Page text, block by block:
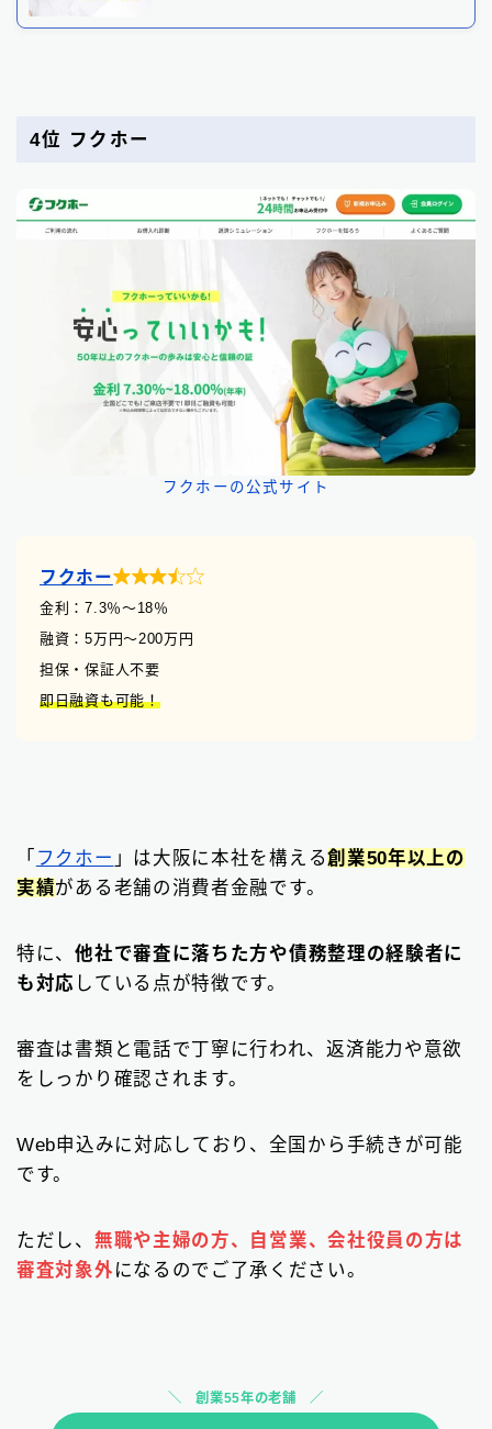
4位 フクホー
フクホーの公式サイト
フクホー
金利：7.3％〜18％
融資：5万円〜200万円
担保・保証人不要
即日融資も可能！
「 フクホー 」は大阪に本社を構える創業50年以上の
実績がある老舗の消費者金融です。
特に、他社で審査に落ちた方や債務整理の経験者に
も対応 している点が特徴です。
審査は書類と電話で丁寧に行われ、返済能力や意欲
をしっかり確認されます。
Web申込みに対応しており、全国から手続きが可能
です。
ただし、 無職や主婦の方、自営業、会社役員の方は
審査対象外 になるのでご了承ください。
創業55年の老舗